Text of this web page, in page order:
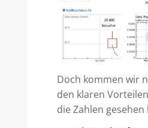
Doch kommen wir
den klaren
die Zahlen